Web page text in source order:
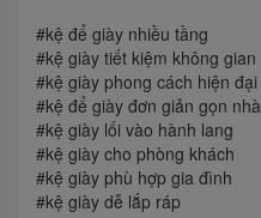
#kệ để giày nhiều tầng
#kệ giày tiết kiệm không gian
#kệ giày phong cách hiện đại
#kệ để giày đơn giản gọn nhà
#kệ giày lối vào hành lang
#kệ giày cho phòng khách
#kệ giày phù hợp gia đình
#kệ giày dễ lắp ráp